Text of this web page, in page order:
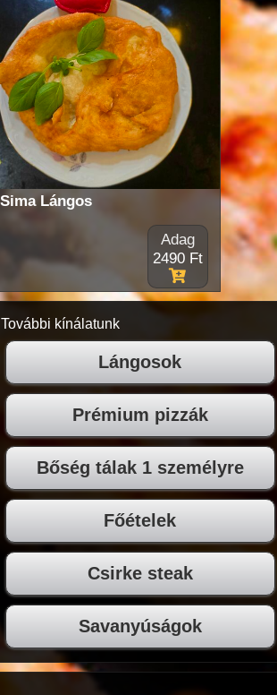
Sima Lángos
Adag
2490 Ft
További kínálatunk
Lángosok
Prémium pizzák
Bőség tálak 1 személyre
Főételek
Csirke steak
Savanyúságok